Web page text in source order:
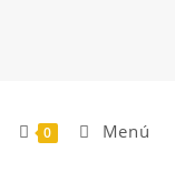
0 Menú